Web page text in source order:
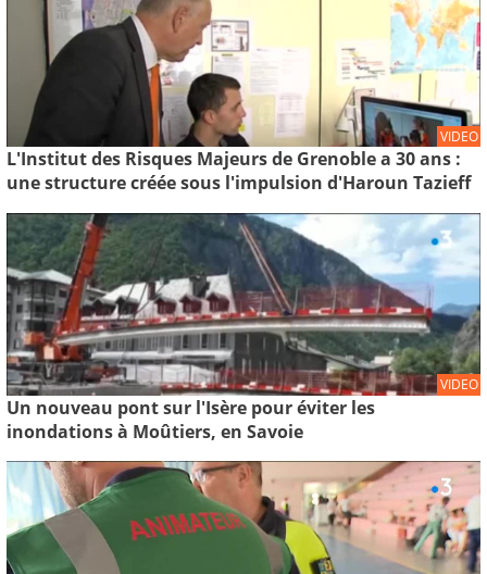
VIDEO
L'Institut des Risques Majeurs de Grenoble a 30 ans :
une structure créée sous l'impulsion d'Haroun Tazieff
VIDEO
Un nouveau pont sur l'Isère pour éviter les
inondations à Moûtiers, en Savoie